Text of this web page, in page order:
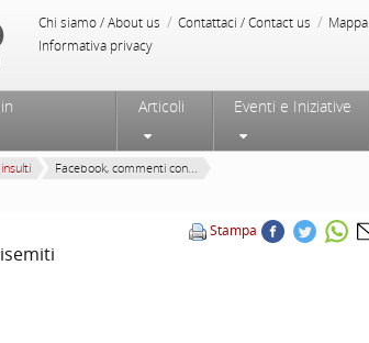
Chi siamo / About us / Contattaci / Contact us /
Informativa privacy
Articoli Eventi e Iniziative
Facebook, commenti con...
Stampa